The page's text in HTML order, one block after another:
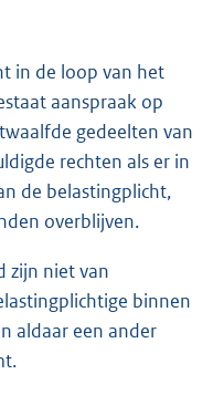
in de loop van het
aanspraak op
gedeelten van
rechten als er in
de belastingplicht,
overblijven.
zijn niet van
binnen
aldaar een ander